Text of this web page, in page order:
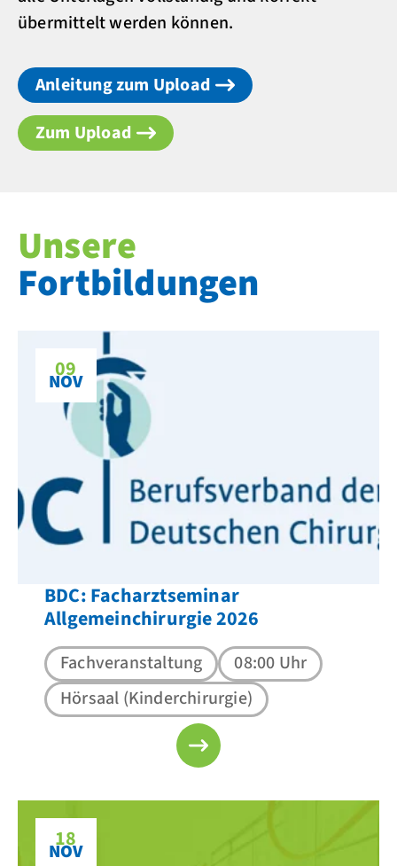
übermittelt werden können.
Anleitung zum Upload
Zum Upload
Unsere
Fortbildungen
09
NOV
BDC: Facharztseminar
Allgemeinchirurgie 2026
Fachveranstaltung
08:00 Uhr
Hörsaal (Kinderchirurgie)
18
NOV